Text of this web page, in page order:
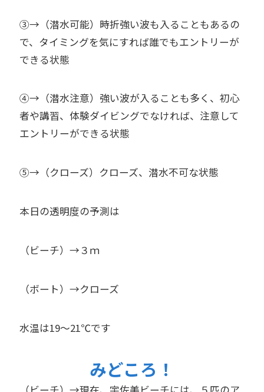
③→（潜水可能）時折強い波も入ることもあるの
で、タイミングを気にすれば誰でもエントリーが
できる状態
④→（潜水注意）強い波が入ることも多く、初心
者や講習、体験ダイビングでなければ、注意して
エントリーができる状態
⑤→（クローズ）クローズ、潜水不可な状態
本日の透明度の予測は
（ビーチ）→３ｍ
（ボート）→クローズ
水温は19～21℃です
みどころ！